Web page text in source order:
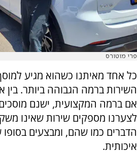
פרי מוטורס
כל אחד מאיתנו כשהוא מגיע
השירות ברמה הגבוהה ביותר. בין
אם ברמה המקצועית, ישנם
לצערנו מספקים שירות שאינו
הדברים כמו שהם, ומבצעים
איכותית.